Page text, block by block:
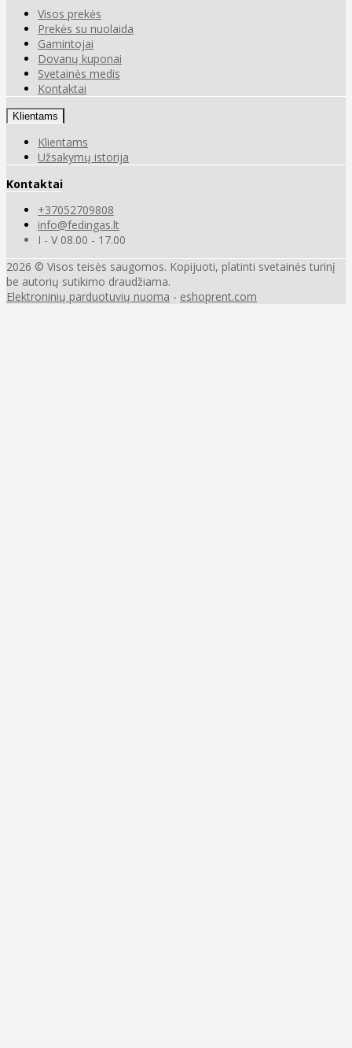
Visos prekės
Prekės su nuolaida
Gamintojai
Dovanų kuponai
Svetainės medis
Kontaktai
Klientams
Klientams
Užsakymų istorija
Kontaktai
+37052709808
info@fedingas.lt
I - V 08.00 - 17.00
2026 © Visos teisės saugomos. Kopijuoti, platinti svetainės turinį
be autorių sutikimo draudžiama.
Elektroninių parduotuvių nuoma - eshoprent.com